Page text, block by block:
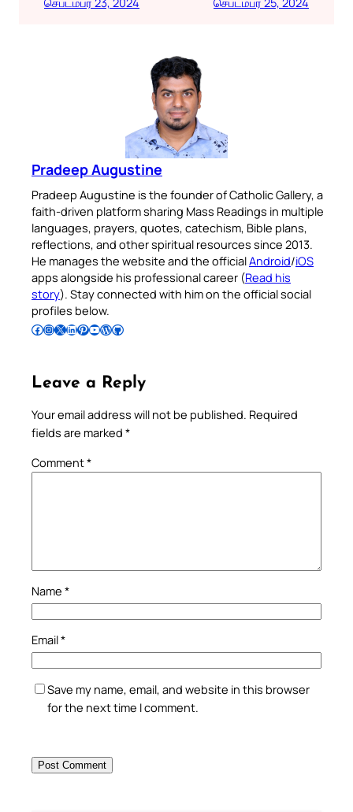
Pradeep Augustine
Pradeep Augustine is the founder of Catholic Gallery, a
faith-driven platform sharing Mass Readings in multiple
languages, prayers, quotes, catechism, Bible plans,
reflections, and other spiritual resources since 2013.
He manages the website and the officialAndroid/iOS
apps alongside his professional career (Read his
story). Stay connected with him on the official social
profiles below.
Follow Pradeep on Facebook Follow Pradeep on InstagramFollow Pradeep on X Follow Pradeep on LinkedIn Follow Pradeep on Pinterest Subscribe to Pradeep’s Youtube Channel Follow Pradeep on WordPress Follow Pradeep on GitHub
Leave a Reply
Your email address will not be published. Required
fields are marked *
Comment*
Name *
Email*
Save my name, email, and website in this browser
for the next time I comment.